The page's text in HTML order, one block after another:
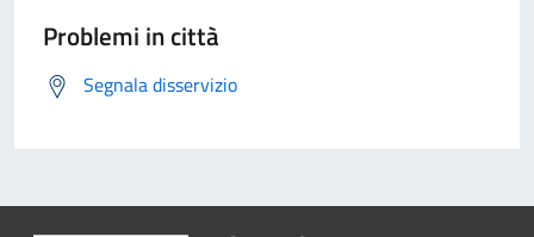
Problemi in città
Segnala disservizio